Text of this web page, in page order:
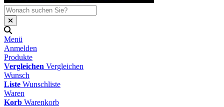
Menü
Anmelden
Produkte
Vergleichen Vergleichen
Wunsch
Liste Wunschliste
Waren
Korb Warenkorb